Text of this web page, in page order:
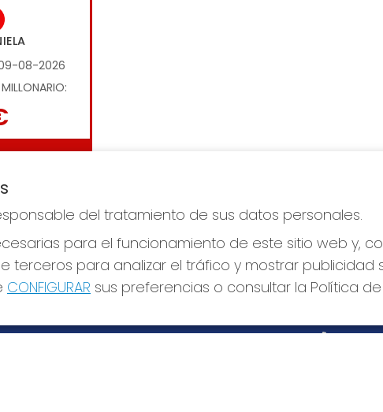
08-2026
REDES SOCIALES
responsable del tratamiento de sus datos personales.
para el funcionamiento de este sitio web y,
terceros para analizar el tráfico y mostrar publicidad
CONFIGURAR sus preferencias o consultar la Política